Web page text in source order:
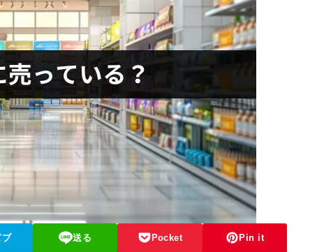
ブ 送る Pocket Pin it